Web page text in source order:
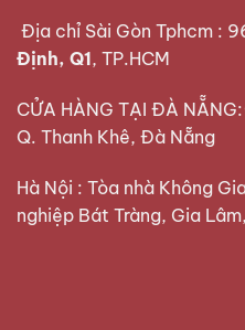
Địa chỉ Sài Gòn Tphcm :
Định, Q1, TP.HCM
CỬA HÀNG TẠI ĐÀ
Q. Thanh Khê, Đà Nẵng
Hà Nội : Tòa nhà Không
nghiệp Bát Tràng, Gia